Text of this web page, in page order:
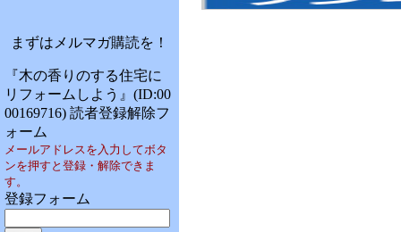
まずはメルマガ購読を！
『木の香りのする住宅に
リフォームしよう』(ID:00
00169716) 読者登録解除フ
ォーム
メールアドレスを入力してボタ
ンを押すと登録・解除できま
す。
登録フォーム